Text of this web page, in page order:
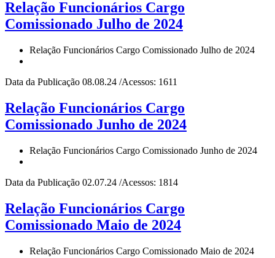
Relação Funcionários Cargo
Comissionado Julho de 2024
Relação Funcionários Cargo Comissionado Julho de 2024
Data da Publicação 08.08.24 /Acessos: 1611
Relação Funcionários Cargo
Comissionado Junho de 2024
Relação Funcionários Cargo Comissionado Junho de 2024
Data da Publicação 02.07.24 /Acessos: 1814
Relação Funcionários Cargo
Comissionado Maio de 2024
Relação Funcionários Cargo Comissionado Maio de 2024